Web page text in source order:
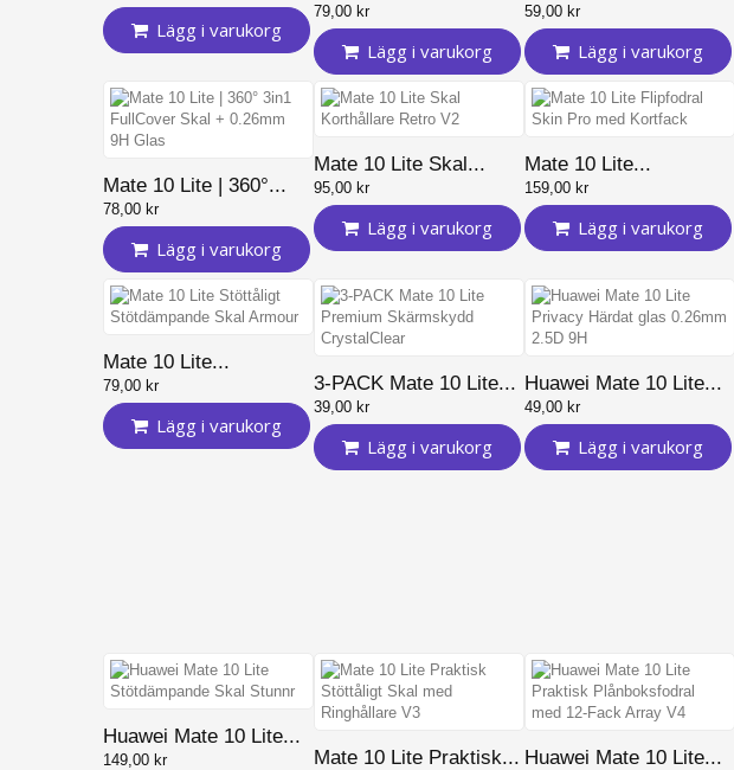
iPhone X
iPhone 7 Plus
iPhone 7
iPhone 8 Plus
iPhone 8
iPhone 6 Plus / 6S Plus
iPhone 6/6S
Lägg i varukorg
79,00 kr
Lägg i varukorg
59,00 kr
Lägg i varukorg
Mate 10 Lite | 360°...
78,00 kr
Lägg i varukorg
Mate 10 Lite Skal...
95,00 kr
Lägg i varukorg
Mate 10 Lite...
159,00 kr
Lägg i varukorg
Mate 10 Lite...
79,00 kr
Lägg i varukorg
3-PACK Mate 10 Lite...
39,00 kr
Lägg i varukorg
Huawei Mate 10 Lite...
49,00 kr
Lägg i varukorg
Huawei Mate 10 Lite...
149,00 kr Mate 10 Lite Praktisk... Huawei Mate 10 Lite...